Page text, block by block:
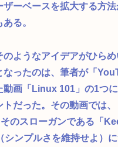
ザーベースを拡大する方法
る。
のようなアイデアがひらめ
なったのは、筆者が「
動画「Linux 101」の1つ
トだった。その動画では
のスローガンである「
シンプルさを維持せよ）